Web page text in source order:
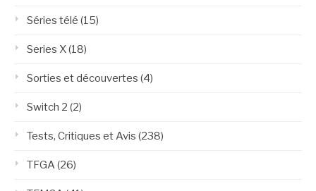
Séries télé (15)
Series X(18)
Sorties et découvertes (4)
Switch 2 (2)
Tests, Critiques et Avis (238)
TFGA(26)